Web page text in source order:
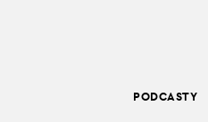
PODCASTY